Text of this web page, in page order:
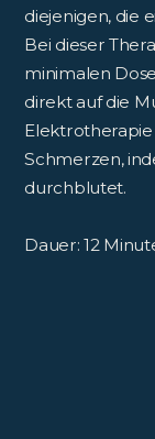
diejenigen, die
Bei dieser
minimalen
direkt auf die
Schmerzen,
durchblutet.
Dauer: 12